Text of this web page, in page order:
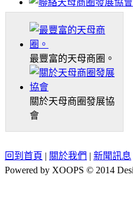
最豐富的天母商圈。
關於天母商圈發展協
會
回到首頁 | 關於我們 | 新聞訊息
Powered by XOOPS © 2014